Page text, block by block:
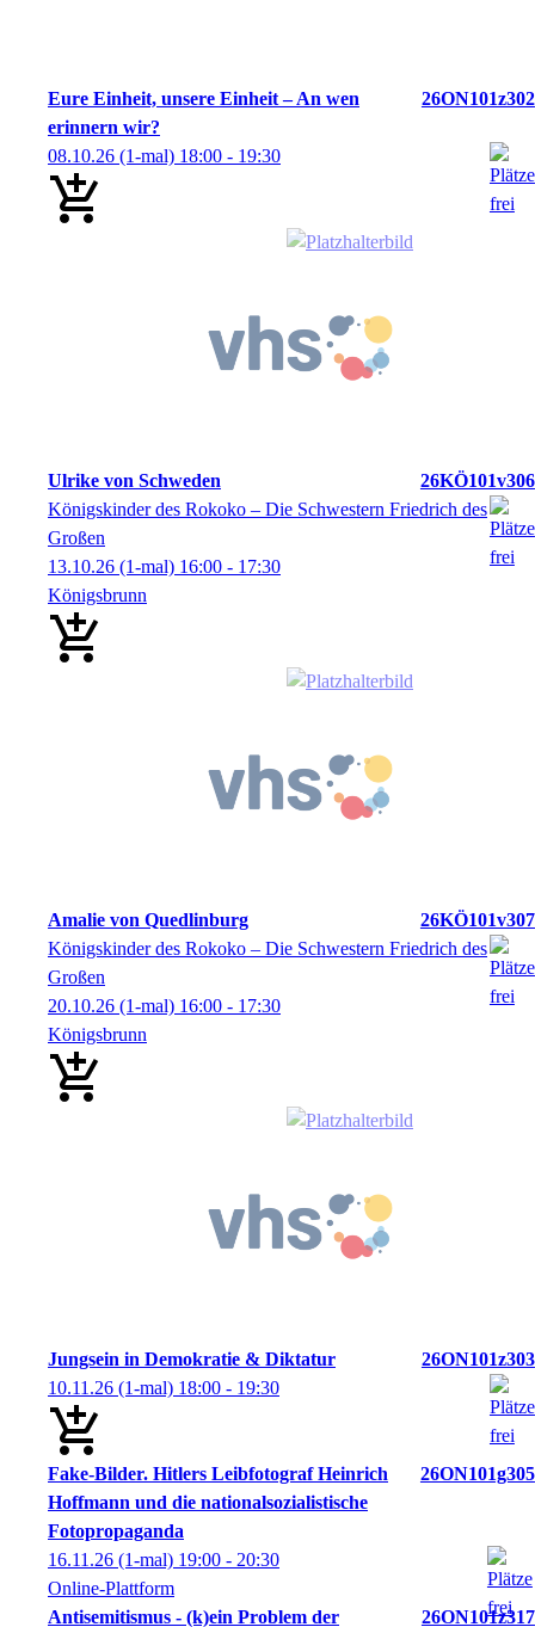
Eure Einheit, unsere Einheit – An wen
erinnern wir?
26ON101z302
08.10.26 (1-mal) 18:00 - 19:30
Ulrike von Schweden
26KÖ101v306
Königskinder des Rokoko – Die Schwestern Friedrich des
Großen
13.10.26 (1-mal) 16:00 - 17:30
Königsbrunn
Amalie von Quedlinburg
26KÖ101v307
Königskinder des Rokoko – Die Schwestern Friedrich des
Großen
20.10.26 (1-mal) 16:00 - 17:30
Königsbrunn
Jungsein in Demokratie & Diktatur
26ON101z303
10.11.26 (1-mal) 18:00 - 19:30
Fake-Bilder. Hitlers Leibfotograf Heinrich
Hoffmann und die nationalsozialistische
Fotopropaganda
26ON101g305
16.11.26 (1-mal) 19:00 - 20:30
Online-Plattform
Antisemitismus - (k)ein Problem der
26ON101z317